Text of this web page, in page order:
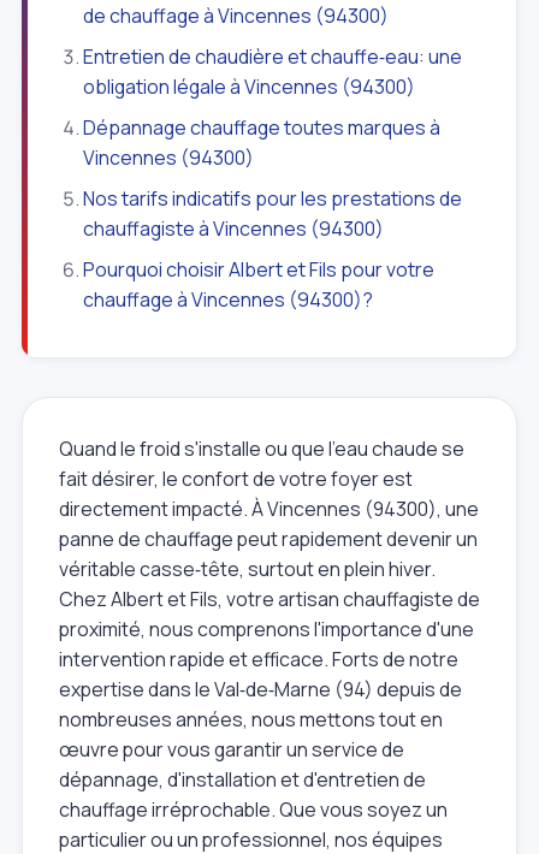
de chauffage à Vincennes (94300)
Entretien de chaudière et chauffe‑eau: une
obligation légale à Vincennes (94300)
Dépannage chauffage toutes marques à
Vincennes (94300)
Nos tarifs indicatifs pour les prestations de
chauffagiste à Vincennes (94300)
Pourquoi choisir Albert et Fils pour votre
chauffage à Vincennes (94300)?
Quand le froid s'installe ou que l'eau chaude se
fait désirer, le confort de votre foyer est
directement impacté. À Vincennes (94300), une
panne de chauffage peut rapidement devenir un
véritable casse‑tête, surtout en plein hiver.
Chez Albert et Fils, votre artisan chauffagiste de
proximité, nous comprenons l'importance d'une
intervention rapide et efficace. Forts de notre
expertise dans le Val‑de‑Marne (94) depuis de
nombreuses années, nous mettons tout en
œuvre pour vous garantir un service de
dépannage, d'installation et d'entretien de
chauffage irréprochable. Que vous soyez un
particulier ou un professionnel, nos équipes